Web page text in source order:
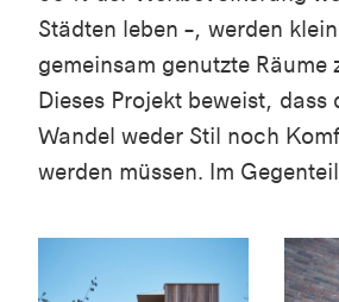
Städten leben –, werden
gemeinsam genutzte Räume
Dieses Projekt beweist, dass
Wandel weder Stil noch
werden müssen. Im